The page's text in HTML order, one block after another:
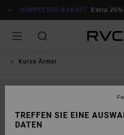
ZUR
DOPPELTER RABATT Extra
Kurze Ärmel
TREFFEN SIE EINE
DATEN